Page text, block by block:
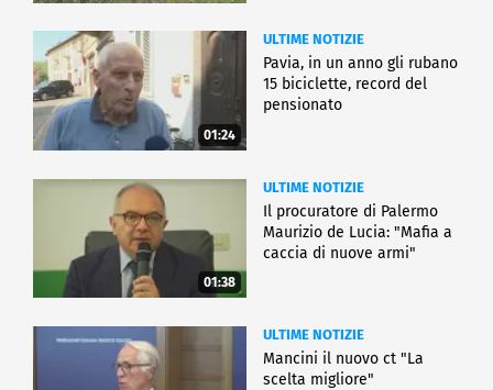
01:24
ULTIME NOTIZIE
Pavia, in un anno gli rubano
15 biciclette, record del
pensionato
01:38
ULTIME NOTIZIE
Il procuratore di Palermo
Maurizio de Lucia: "Mafia a
caccia di nuove armi"
ULTIME NOTIZIE
Mancini il nuovo ct "La
scelta migliore"